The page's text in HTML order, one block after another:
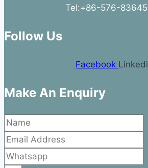
Tel:+86-576-
Follow Us
Facebook
Make An Enquiry